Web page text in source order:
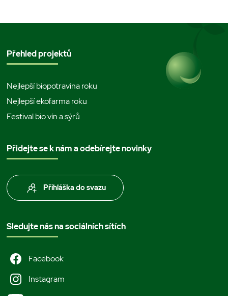
Přehled projektů
Nejlepší biopotravina roku
Nejlepší ekofarma roku
Festival bio vín a sýrů
Přidejte se k nám a odebírejte novinky
Přihláška do svazu
Sledujte nás na sociálních sítích
Facebook
Instagram